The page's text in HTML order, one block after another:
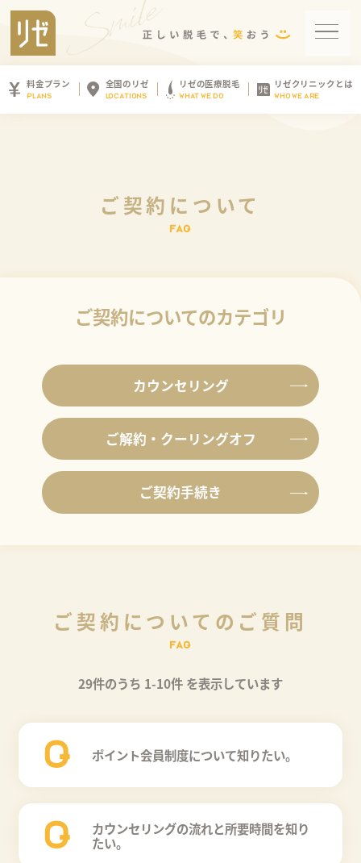
料金プラン
PLANS
全国のリゼ
LOCATIONS
リゼの医療脱毛
WHAT WE DO
リゼクリニックとは
WHO WE ARE
ご契約について
ご契約についてのカテゴリ
カウンセリング
ご解約・クーリングオフ
ご契約手続き
ご契約についてのご質問
29件のうち 1-10件 を表示しています
Q ポイント会員制度について知りたい。
Q
カウンセリングの流れと所要時間を知り
たい。